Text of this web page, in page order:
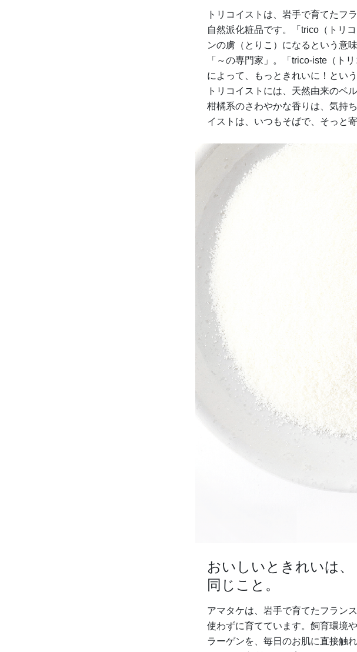
トリコイストは、岩手で育てたフ
自然派化粧品です。「trico（トリ
ンの虜（とりこ）になるという意
「～の専門家」。「trico-iste（ト
によって、もっときれいに！とい
トリコイストには、天然由来のベ
柑橘系のさわやかな香りは、気持
イストは、いつもそばで、そっと
おいしいときれいは、
同じこと。
アマタケは、岩手で育てたフラン
使わずに育てています。飼育環境
ラーゲンを、毎日のお肌に直接触